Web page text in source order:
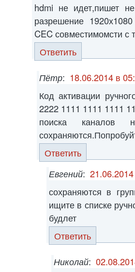
hdmi не идет,пишет
разрешение
CEC совместимомсти с
Ответить
Пётр: 18.06.2014 в
Код активации
2222 1111 1111 1111
поиска
Ответить
Евгений:
сохраняются в
ищите в списке
будлет
Ответить
Николай: